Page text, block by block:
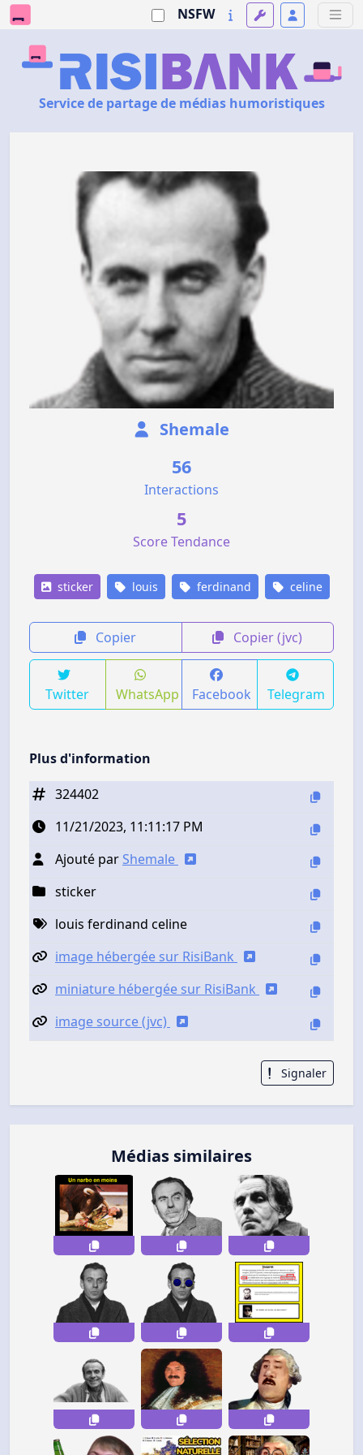
NSFW
Service de partage de médias humoristiques
Shemale
56
Interactions
5
Score Tendance
sticker louis ferdinand celine
Copier Copier (jvc)
Twitter WhatsApp Facebook Telegram
Plus d'information
324402
11/21/2023, 11:11:17 PM
Ajouté par Shemale
sticker
louis ferdinand celine
image hébergée sur RisiBank
miniature hébergée sur RisiBank
image source (jvc)
Signaler
Médias similaires